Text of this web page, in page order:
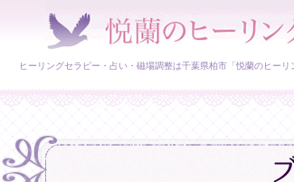
ヒーリングセラピー・占い・磁場調整は千葉県柏市「悦蘭のヒー